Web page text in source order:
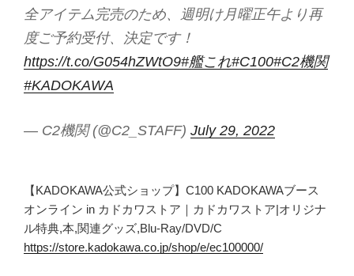
全アイテム完売のため、週明け月曜正午より再
度ご予約受付、決定です！
https://t.co/G054hZWtO9#艦これ#C100#C2機関
#KADOKAWA
— C2機関 (@C2_STAFF) July 29, 2022
【KADOKAWA公式ショップ】C100 KADOKAWAブース
オンライン in カドカワストア｜カドカワストア|オリジナ
ル特典,本,関連グッズ,Blu-Ray/DVD/C
https://store.kadokawa.co.jp/shop/e/ec100000/